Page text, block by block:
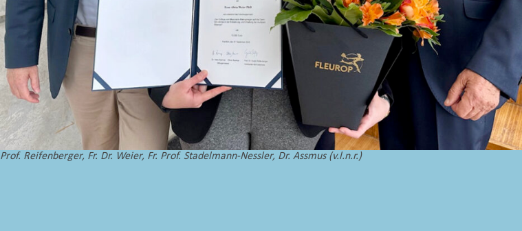
Prof. Reifenberger, Fr. Dr. Weier, Fr. Prof. Stadelmann-Nessler, Dr. Assmus (v.l.n.r.)